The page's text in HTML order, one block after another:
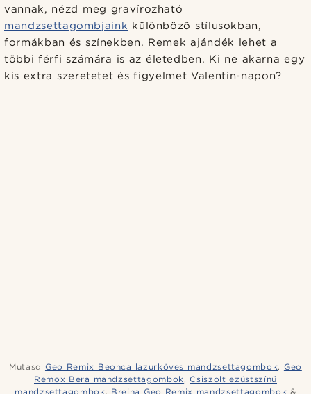
vannak, nézd meg gravírozható
mandzsettagombjaink különböző stílusokban,
formákban és színekben. Remek ajándék lehet a
többi férfi számára is az életedben. Ki ne akarna egy
kis extra szeretetet és figyelmet Valentin-napon?
Mutasd Geo Remix Beonca lazurköves mandzsettagombok, Geo
Remox Bera mandzsettagombok ,Csiszolt ezüstszínű
mandzsettagombok , Breina Geo Remix mandzsettagombok &